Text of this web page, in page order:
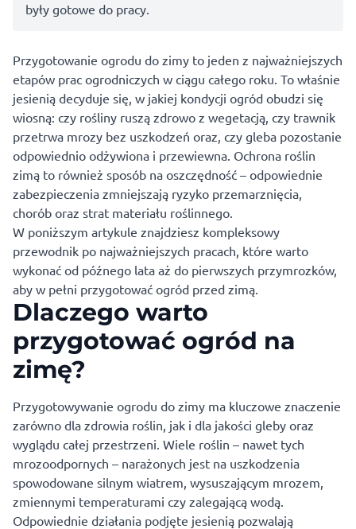
były gotowe do pracy.
Przygotowanie ogrodu do zimy to jeden z najważniejszych
etapów prac ogrodniczych w ciągu całego roku. To właśnie
jesienią decyduje się, w jakiej kondycji ogród obudzi się
wiosną: czy rośliny ruszą zdrowo z wegetacją, czy trawnik
przetrwa mrozy bez uszkodzeń oraz, czy gleba pozostanie
odpowiednio odżywiona i przewiewna. Ochrona roślin
zimą to również sposób na oszczędność – odpowiednie
zabezpieczenia zmniejszają ryzyko przemarznięcia,
chorób oraz strat materiału roślinnego.
W poniższym artykule znajdziesz kompleksowy
przewodnik po najważniejszych pracach, które warto
wykonać od późnego lata aż do pierwszych przymrozków,
aby w pełni przygotować ogród przed zimą.
Dlaczego warto
przygotować ogród na
zimę?
Przygotowywanie ogrodu do zimy ma kluczowe znaczenie
zarówno dla zdrowia roślin, jak i dla jakości gleby oraz
wyglądu całej przestrzeni. Wiele roślin – nawet tych
mrozoodpornych – narażonych jest na uszkodzenia
spowodowane silnym wiatrem, wysuszającym mrozem,
zmiennymi temperaturami czy zalegającą wodą.
Odpowiednie działania podjęte jesienią pozwalają